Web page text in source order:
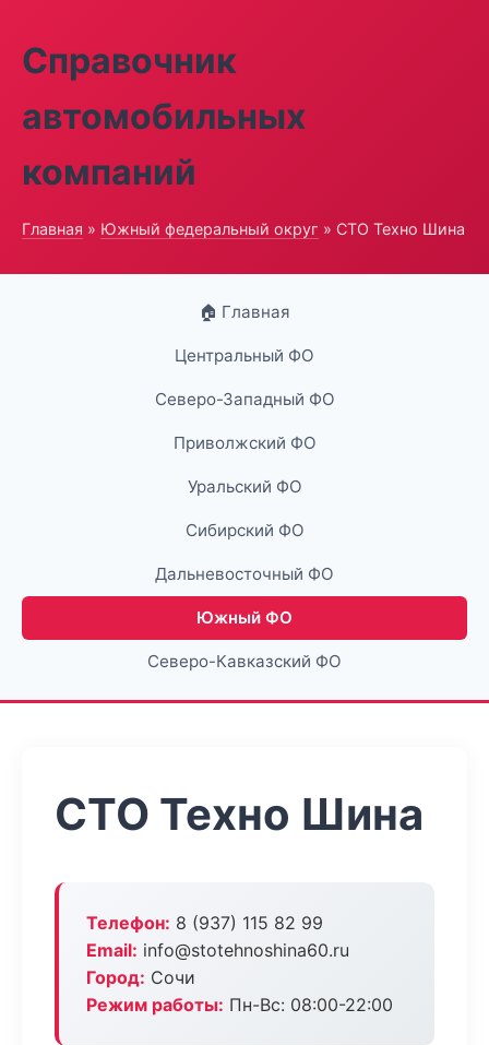
Справочник
автомобильных
компаний
Главная » Южный федеральный округ » СТО Техно Шина
🏠 Главная
Центральный ФО
Северо-Западный ФО
Приволжский ФО
Уральский ФО
Сибирский ФО
Дальневосточный ФО
Южный ФО
Северо-Кавказский ФО
СТО Техно Шина
Телефон: 8 (937) 115 82 99
Email: info@stotehnoshina60.ru
Город: Сочи
Режим работы: Пн-Вс: 08:00-22:00